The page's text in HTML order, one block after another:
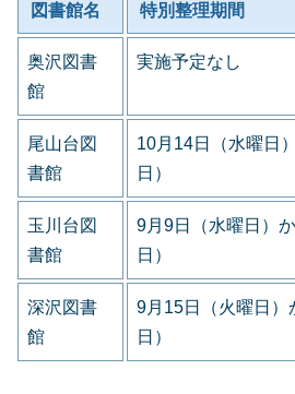
図書館名 特別整理期間
奥沢図書
館
実施予定なし
尾山台図
書館
10月14日（水曜日
日）
玉川台図
書館
9月9日（水曜日）
日）
深沢図書
館
9月15日（火曜日）
日）